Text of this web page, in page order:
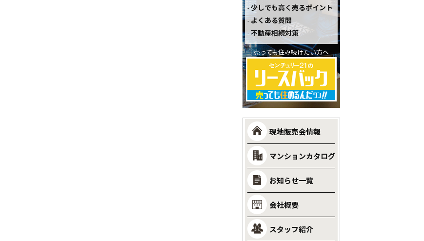
少しでも高く売るポイント
よくある質問
不動産相続対策
売っても住み続けたい方へ
現地販売会情報
マンションカタログ
お知らせ一覧
会社概要
スタッフ紹介